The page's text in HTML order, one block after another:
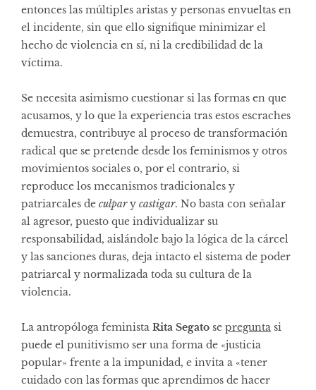
entonces las múltiples aristas y personas envueltas en
el incidente, sin que ello signifique minimizar el
hecho de violencia en sí, ni la credibilidad de la
víctima.
Se necesita asimismo cuestionar si las formas en que
acusamos, y lo que la experiencia tras estos escraches
demuestra, contribuye al proceso de transformación
radical que se pretende desde los feminismos y otros
movimientos sociales o, por el contrario, si
reproduce los mecanismos tradicionales y
patriarcales de culpary castigar. No basta con señalar
al agresor, puesto que individualizar su
responsabilidad, aislándole bajo la lógica de la cárcel
y las sanciones duras, deja intacto el sistema de poder
patriarcal y normalizada toda su cultura de la
violencia.
La antropóloga feminista Rita Segato se pregunta si
puede el punitivismo ser una forma de «justicia
popular» frente a la impunidad, e invita a «tener
cuidado con las formas que aprendimos de hacer